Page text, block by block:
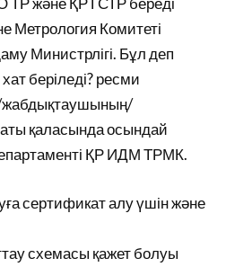
Метрология Комитеті
Министрлігі. Бұл деп
беріледі? ресми
қаласында осындай
ҚР ИДМ ТРМК.
сертификат алу үшін және
схемасы қажет болуы